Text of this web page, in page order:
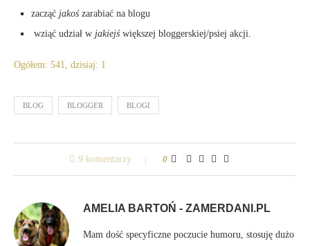
zacząć jakośzarabiać na blogu
wziąć udział w jakiejświększej bloggerskiej/psiej akcji.
Ogółem: 541, dzisiaj: 1
BLOG BLOGGER BLOGI
9 komentarzy 0
AMELIA BARTOŃ - ZAMERDANI.PL
Mam dość specyficzne poczucie humoru, stosuję dużo